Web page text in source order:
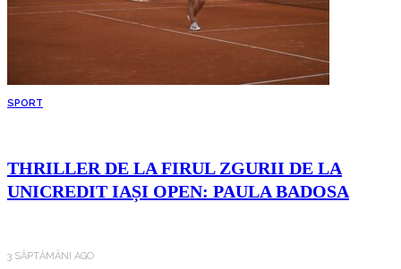
SPORT
THRILLER DE LA FIRUL ZGURII DE LA
UNICREDIT IAȘI OPEN: PAULA BADOSA
3 SĂPTĂMÂNI AGO